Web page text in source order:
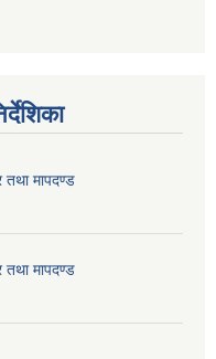
तथा मापदण्ड
तथा मापदण्ड